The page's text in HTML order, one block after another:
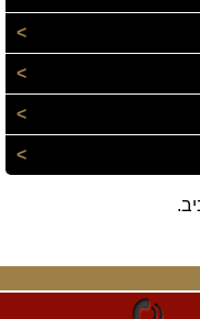
>
>
>
>